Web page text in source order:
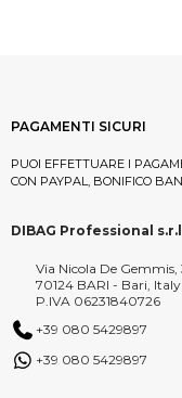
PAGAMENTI SICURI
PUOI EFFETTUARE I
CON PAYPAL, BONIFICO
DIBAG Professional s.r.l
Via Nicola De Gemmis,
70124 BARI - Bari, Italy
P.IVA 06231840726
+39 080 5429897
+39 080 5429897